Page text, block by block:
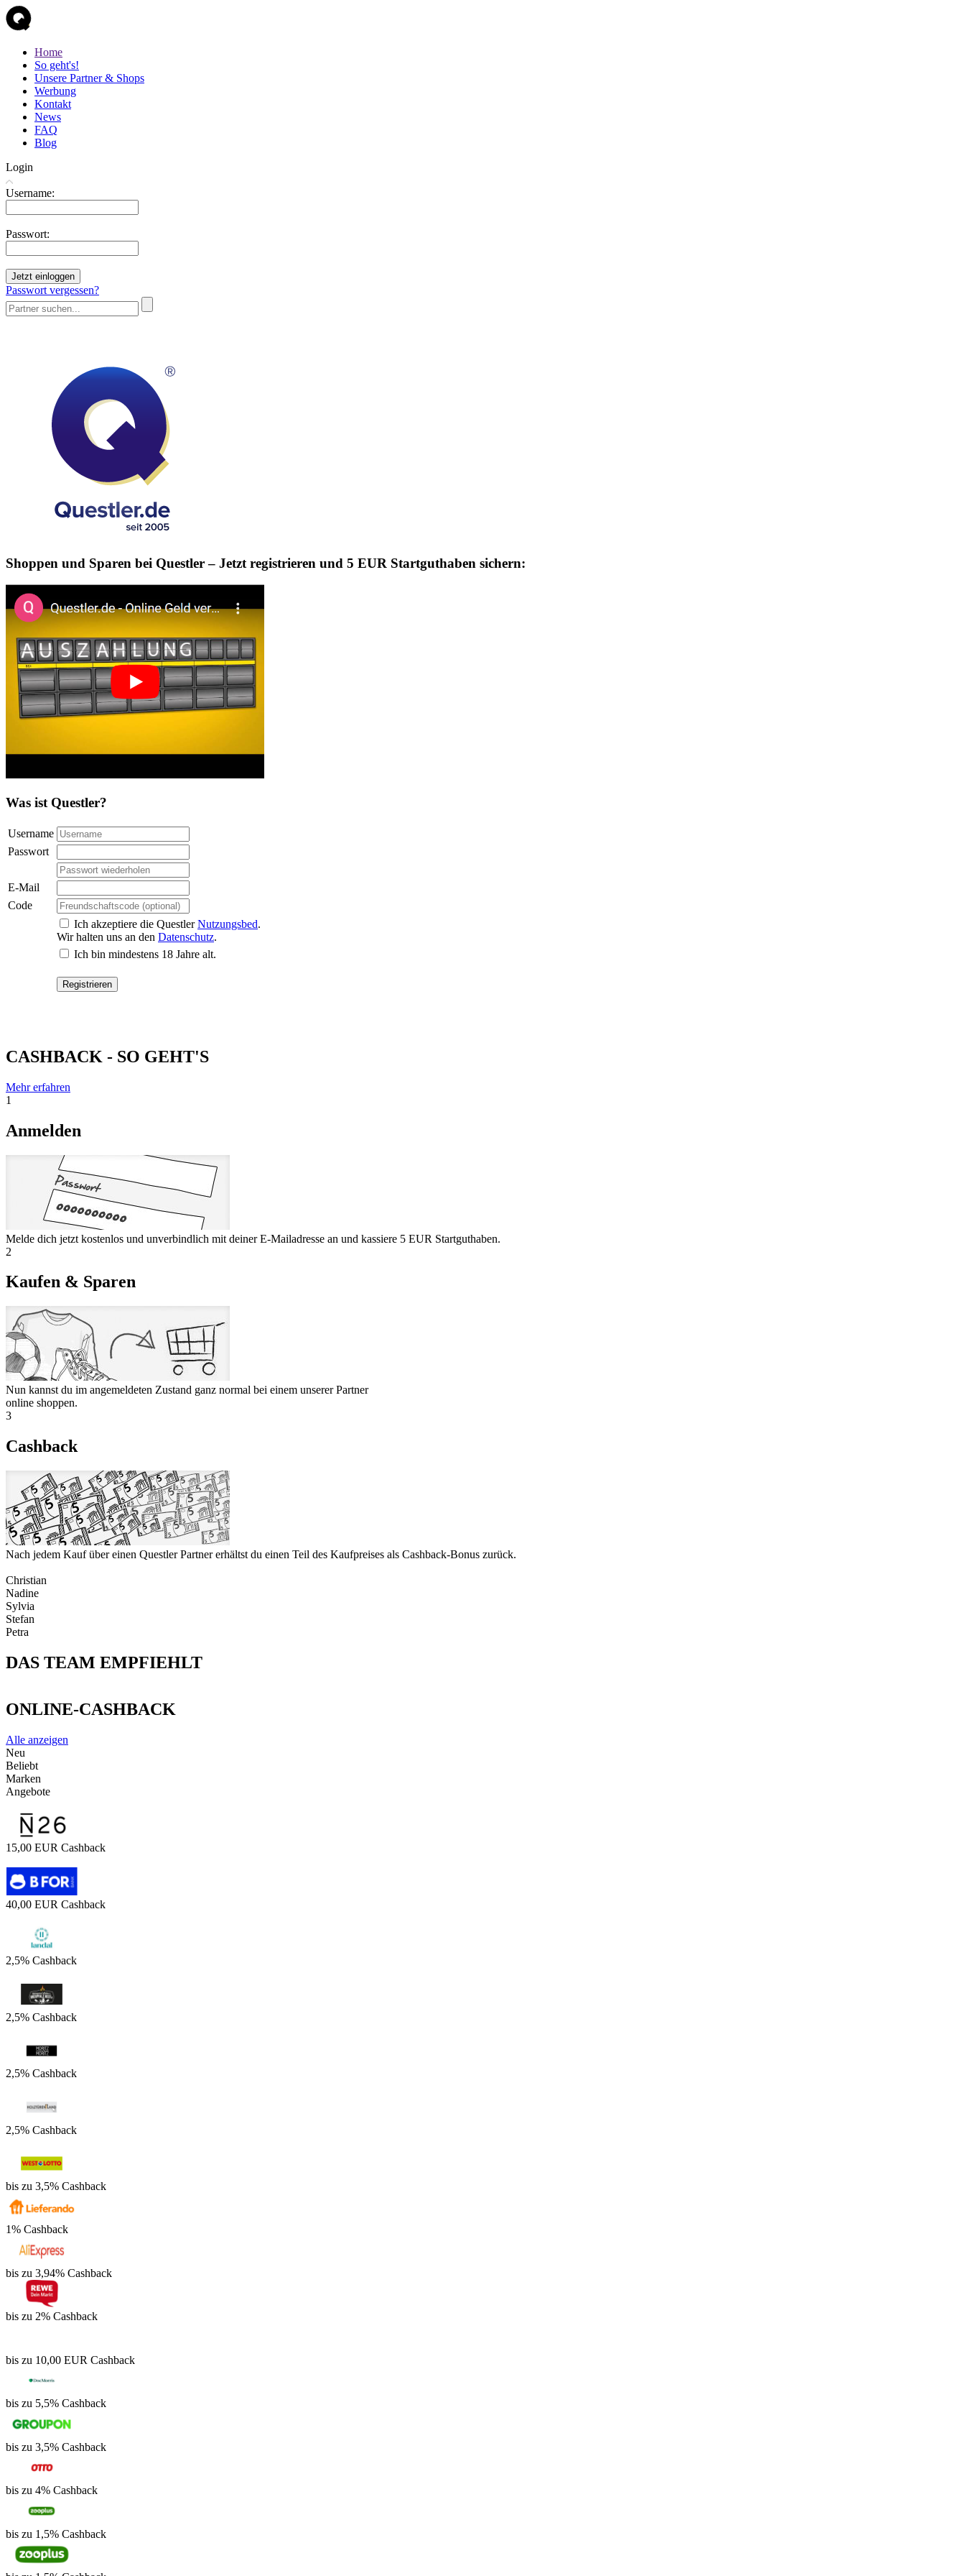
Home
So geht's!
Unsere Partner & Shops
Werbung
Kontakt
News
FAQ
Blog
Login
Username:
Passwort:
Jetzt einloggen
Passwort vergessen?
Shoppen und Sparen bei Questler– Jetzt registrieren und 5 EUR Startguthaben sichern:
Was ist Questler?
Username
Passwort
E-Mail
Code
Ich akzeptiere die QuestlerNutzungsbed.
Wir halten uns an den Datenschutz.
Ich bin mindestens 18 Jahre alt.
CASHBACK - SO GEHT'S
Mehr erfahren
1
Anmelden
Melde dich jetzt kostenlos und unverbindlich mit deiner E-Mailadresse an und kassiere 5 EUR Startguthaben.
2
Kaufen & Sparen
Nun kannst du im angemeldeten Zustand ganz normal bei einem unserer Partner
online shoppen.
3
Cashback
Nach jedem Kauf über einen Questler Partner erhältst du einen Teil des Kaufpreises als Cashback-Bonus zurück.
Christian
Nadine
Sylvia
Stefan
Petra
DAS TEAM EMPFIEHLT
ONLINE-CASHBACK
Alle anzeigen
Neu
Beliebt
Marken
Angebote
15,00 EUR Cashback
40,00 EUR Cashback
2,5% Cashback
2,5% Cashback
2,5% Cashback
2,5% Cashback
bis zu 3,5% Cashback
1% Cashback
bis zu 3,94% Cashback
bis zu 2% Cashback
bis zu 10,00 EUR Cashback
bis zu 5,5% Cashback
bis zu 3,5% Cashback
bis zu 4% Cashback
bis zu 1,5% Cashback